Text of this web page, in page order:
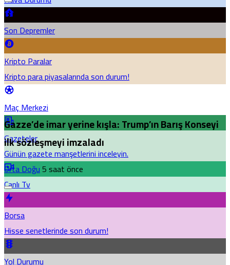
Son Depremler
Kripto Paralar
Kripto para piyasalarında son durum!
Maç Merkezi
Gazeteler
Günün gazete manşetlerini inceleyin.
Canlı Tv
Borsa
Hisse senetlerinde son durum!
Yol Durumu
Gazze’de imar yerine kışla: Trump’ın Barış Konseyi
ilk sözleşmeyi imzaladı
Orta Doğu5 saat önce